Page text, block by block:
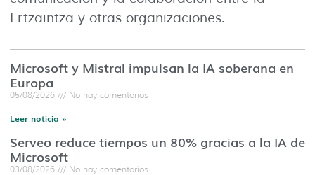
Ertzaintza y otras organizaciones.
Microsoft y Mistral impulsan la IA soberana en
Europa
05/08/2026 No hay comentarios
Leer noticia »
Serveo reduce tiempos un 80% gracias a la IA de
Microsoft
03/08/2026 No hay comentarios